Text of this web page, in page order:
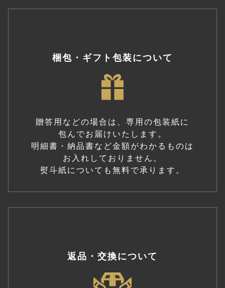
梱包・ギフト包装について
贈答用などの場合は、専用の包装紙に
包んでお届けいたします。
明細書・納品書など金額がわかるものは
お入れしておりません。
熨斗紙についても無料で承ります。
返品・交換について